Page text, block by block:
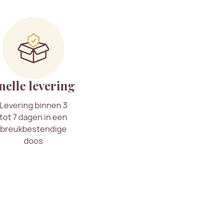
levering
Levering binnen 3
tot 7 dagen in een
breukbestendige
doos